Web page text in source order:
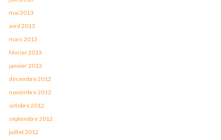
mai 2013
avril 2013
mars 2013
février 2013
janvier 2013
décembre 2012
novembre 2012
octobre 2012
septembre 2012
juillet 2012